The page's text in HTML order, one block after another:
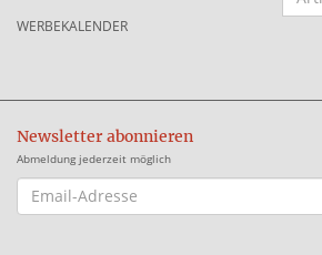
WERBEKALENDER
Newsletter abonnieren
Abmeldung jederzeit möglich
EMAIL-
ADRESSE